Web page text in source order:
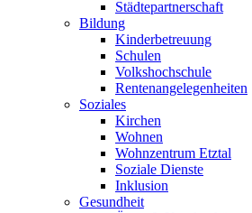
Städtepartnerschaft
Bildung
Kinderbetreuung
Schulen
Volkshochschule
Rentenangelegenheiten
Soziales
Kirchen
Wohnen
Wohnzentrum Etztal
Soziale Dienste
Inklusion
Gesundheit